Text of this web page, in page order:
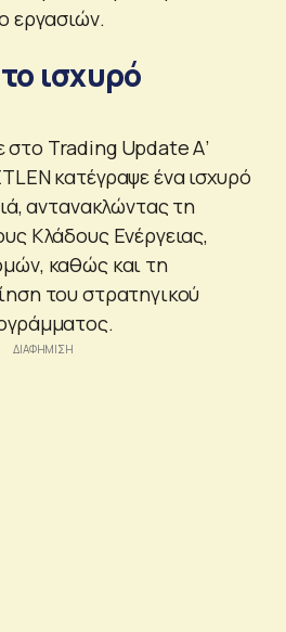
εργασιών.
ισχυρό
Trading Update Α’
κατέγραψε ένα ισχυρό
αντανακλώντας τη
Κλάδους Ενέργειας,
καθώς και τη
του στρατηγικού